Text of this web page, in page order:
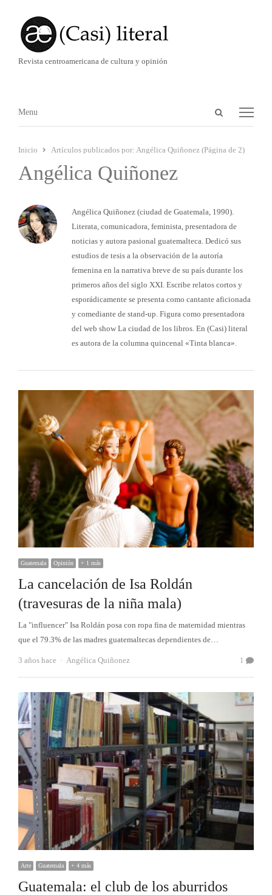
Revista centroamericana de cultura y opinión
Abrir
búsqueda
Menú
Menu
Inicio Artículos publicados por: Angélica Quiñonez (Página de 2)
Angélica Quiñonez
Angélica Quiñonez (ciudad de Guatemala, 1990).
Literata, comunicadora, feminista, presentadora de
noticias y autora pasional guatemalteca. Dedicó sus
estudios de tesis a la observación de la autoría
femenina en la narrativa breve de su país durante los
primeros años del siglo XXI. Escribe relatos cortos y
esporádicamente se presenta como cantante aficionada
y comediante de stand-up. Figura como presentadora
del web show La ciudad de los libros. En (Casi) literal
es autora de la columna quincenal «Tinta blanca».
Guatemala Opinión + 1 más
La cancelación de Isa Roldán
(travesuras de la niña mala)
La "influencer" Isa Roldán posa con ropa fina de maternidad mientras
que el 79.3% de las madres guatemaltecas dependientes de…
3 años hace Autor
Angélica Quiñonez 1
Arte Guatemala + 4 más
Guatemala: el club de los aburridos